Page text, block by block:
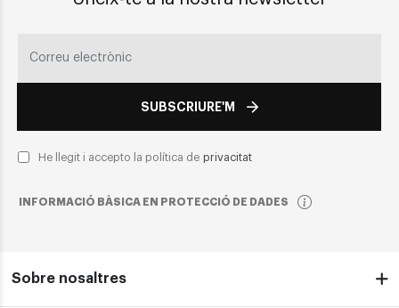
SUBSCRIURE'M
He llegit i accepto la política de privacitat
INFORMACIÓ BÀSICA EN PROTECCIÓ DE DADES
Sobre nosaltres